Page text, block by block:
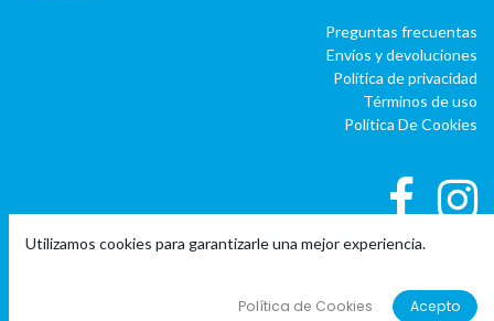
Preguntas frecuentas
Envíos y devoluciones
Política de privacidad
Términos de uso
Política De Cookies
- El #1ERP software para autónomos,
Utilizamos cookies para garantizarle una mejor experiencia.
Política de Cookies Acepto